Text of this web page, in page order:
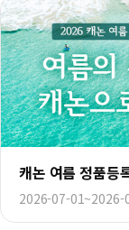
캐논 여름 정품등
2026-07-01~2026-